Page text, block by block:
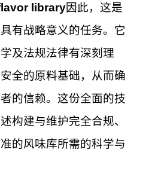
library因此，这是
有战略意义的任务。它
及法规法律有深刻理
全的原料基础，从而确
的信赖。这份全面的技
构建与维护完全合规、
的风味库所需的科学与